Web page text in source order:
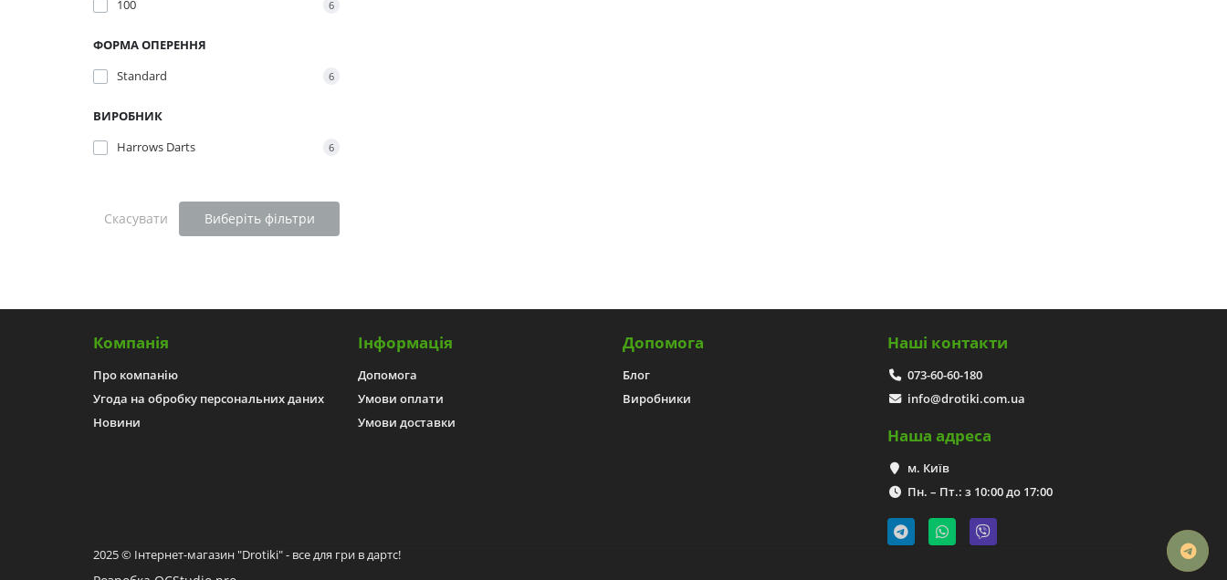
100
6
ФОРМА ОПЕРЕННЯ
Standard
6
ВИРОБНИК
Harrows Darts
6
Скасувати Виберіть фільтри
Компанія
Про компанію
Угода на обробку персональних даних
Новини
Інформація
Допомога
Умови оплати
Умови доставки
Допомога
Блог
Виробники
Наші контакти
073-60-60-180
info@drotiki.com.ua
Наша адреса
м. Київ
Пн. – Пт.: з 10:00 до 17:00
2025 © Інтернет-магазин "Drotiki" - все для гри в дартс!